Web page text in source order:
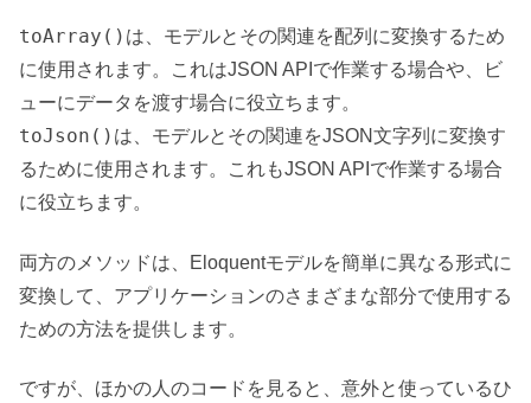
toArray() は、モデルとその関連を配列に変換するため
に使用されます。これはJSON APIで作業する場合や、ビ
ューにデータを渡す場合に役立ちます。
toJson() は、モデルとその関連をJSON文字列に変換す
るために使用されます。これもJSON APIで作業する場合
に役立ちます。
両方のメソッドは、Eloquentモデルを簡単に異なる形式に
変換して、アプリケーションのさまざまな部分で使用する
ための方法を提供します。
ですが、ほかの人のコードを見ると、意外と使っているひ